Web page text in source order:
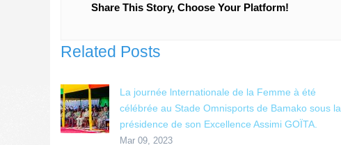
Share This Story, Choose Your Platform!
Related Posts
La journée lnternationale de la Femme à été
célébrée au Stade Omnisports de Bamako sous la
présidence de son Excellence Assimi GOÏTA.
Mar 09, 2023